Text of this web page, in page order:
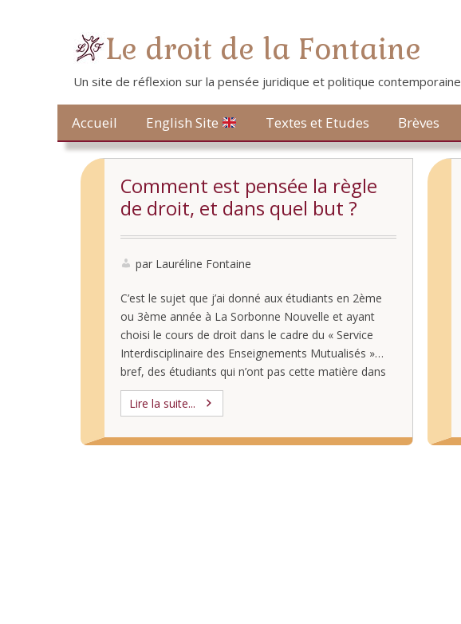
Le droit de la Fontaine
Un site de réflexion sur la pensée juridique et politique contemporaine
Contact
Accueil English Site Textes et Etudes Brèves
Comment est pensée la règle
de droit, et dans quel but ?
par Lauréline Fontaine
C’est le sujet que j’ai donné aux étudiants en 2ème
ou 3ème année à La Sorbonne Nouvelle et ayant
choisi le cours de droit dans le cadre du « Service
Interdisciplinaire des Enseignements Mutualisés »…
bref, des étudiants qui n’ont pas cette matière dans
leur parcours principal (communication, langues,
études européennes, etc.) mais qui s’y intéressent.
Lire la suite...